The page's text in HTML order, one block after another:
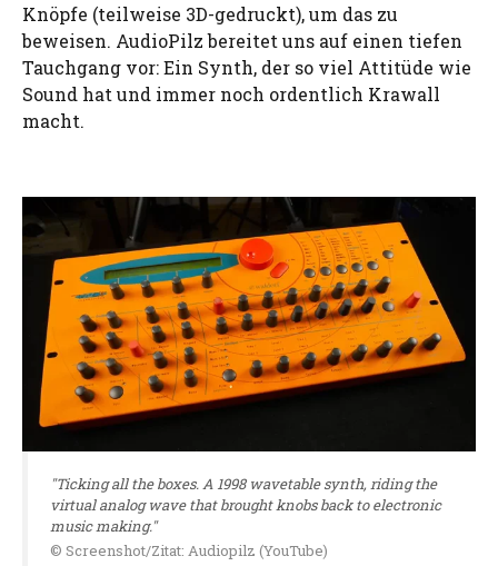
Knöpfe (teilweise 3D-gedruckt), um das zu
beweisen. AudioPilz bereitet uns auf einen tiefen
Tauchgang vor: Ein Synth, der so viel Attitüde wie
Sound hat und immer noch ordentlich Krawall
macht.
"Ticking all the boxes. A 1998 wavetable synth, riding the
virtual analog wave that brought knobs back to electronic
music making."
© Screenshot/Zitat: Audiopilz (YouTube)